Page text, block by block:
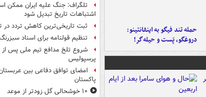
حمله تند فیگو به اینفانتینو:
دروغگو، پَست‌ و حیله‌گر!
تلگراف: جنگ علیه ایران ممکن
اشتباهات تاریخ تبدیل شود
ثبت تاریخی‌ترین کاهش تردد در
تنظیم قولنامه برای اسناد
شروع تلخ مدافع تیم ملی پس از
پرسپولیس
امضای توافق دفاعی بین
پاکستان
۱۰ خوشحالی گل زودتر از موعد